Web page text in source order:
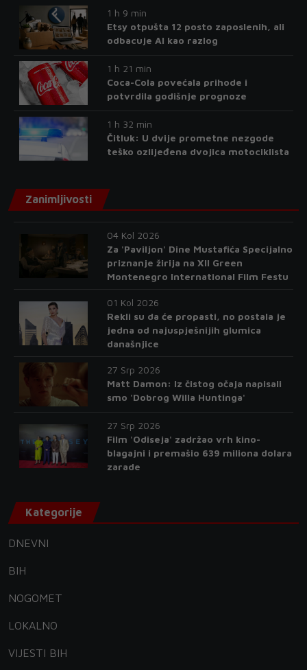
1 h 9 min
Etsy otpušta 12 posto zaposlenih, ali
odbacuje AI kao razlog
1 h 21 min
Coca-Cola povećala prihode i
potvrdila godišnje prognoze
1 h 32 min
Čitluk: U dvije prometne nezgode
teško ozlijeđena dvojica motociklista
Zanimljivosti
04 Kol 2026
Za 'Paviljon' Dine Mustafića Specijalno
priznanje žirija na XII Green
Montenegro International Film Festu
01 Kol 2026
Rekli su da će propasti, no postala je
jedna od najuspješnijih glumica
današnjice
27 Srp 2026
Matt Damon: Iz čistog očaja napisali
smo 'Dobrog Willa Huntinga'
27 Srp 2026
Film 'Odiseja' zadržao vrh kino-
blagajni i premašio 639 miliona dolara
zarade
Kategorije
DNEVNI
BIH
NOGOMET
LOKALNO
VIJESTI BIH